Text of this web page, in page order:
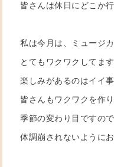
皆さんは休日にどこか
私は今月は、ミュージ
とてもワクワクしてま
楽しみがあるのはイイ
皆さんもワクワクを作
季節の変わり目ですので
体調崩されないように